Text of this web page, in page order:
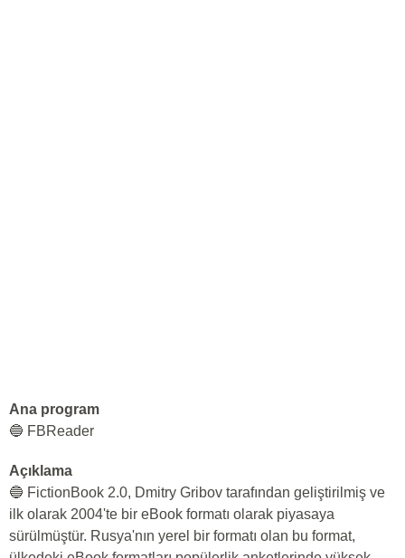
Ana program
🔵 FBReader
Açıklama
🔵 FictionBook 2.0, Dmitry Gribov tarafından geliştirilmiş ve
ilk olarak 2004'te bir eBook formatı olarak piyasaya
sürülmüştür. Rusya'nın yerel bir formatı olan bu format,